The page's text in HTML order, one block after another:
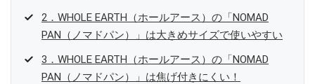
2．WHOLE EARTH（ホールアース）の「NOMAD
PAN（ノマドパン）」は大きめサイズで使いやすい
3．WHOLE EARTH（ホールアース）の「NOMAD
PAN（ノマドパン）」は焦げ付きにくい！